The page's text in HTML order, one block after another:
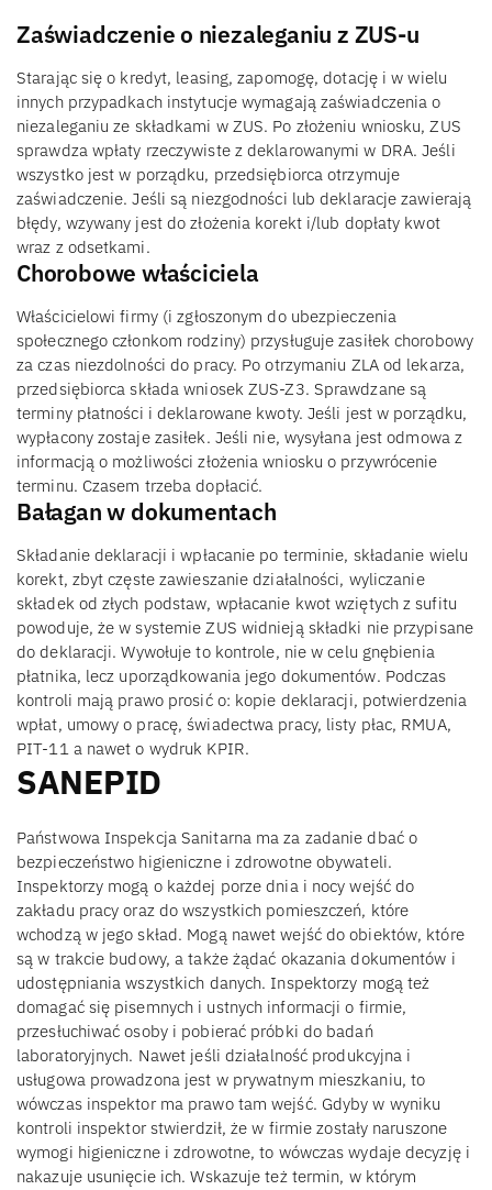
Zaświadczenie o niezaleganiu z ZUS-u
Starając się o kredyt, leasing, zapomogę, dotację i w wielu
innych przypadkach instytucje wymagają zaświadczenia o
niezaleganiu ze składkami w ZUS. Po złożeniu wniosku, ZUS
sprawdza wpłaty rzeczywiste z deklarowanymi w DRA. Jeśli
wszystko jest w porządku, przedsiębiorca otrzymuje
zaświadczenie. Jeśli są niezgodności lub deklaracje zawierają
błędy, wzywany jest do złożenia korekt i/lub dopłaty kwot
wraz z odsetkami.
Chorobowe właściciela
Właścicielowi firmy (i zgłoszonym do ubezpieczenia
społecznego członkom rodziny) przysługuje zasiłek chorobowy
za czas niezdolności do pracy. Po otrzymaniu ZLA od lekarza,
przedsiębiorca składa wniosek ZUS-Z3. Sprawdzane są
terminy płatności i deklarowane kwoty. Jeśli jest w porządku,
wypłacony zostaje zasiłek. Jeśli nie, wysyłana jest odmowa z
informacją o możliwości złożenia wniosku o przywrócenie
terminu. Czasem trzeba dopłacić.
Bałagan w dokumentach
Składanie deklaracji i wpłacanie po terminie, składanie wielu
korekt, zbyt częste zawieszanie działalności, wyliczanie
składek od złych podstaw, wpłacanie kwot wziętych z sufitu
powoduje, że w systemie ZUS widnieją składki nie przypisane
do deklaracji. Wywołuje to kontrole, nie w celu gnębienia
płatnika, lecz uporządkowania jego dokumentów. Podczas
kontroli mają prawo prosić o: kopie deklaracji, potwierdzenia
wpłat, umowy o pracę, świadectwa pracy, listy płac, RMUA,
PIT-11 a nawet o wydruk KPIR.
SANEPID
Państwowa Inspekcja Sanitarna ma za zadanie dbać o
bezpieczeństwo higieniczne i zdrowotne obywateli.
Inspektorzy mogą o każdej porze dnia i nocy wejść do
zakładu pracy oraz do wszystkich pomieszczeń, które
wchodzą w jego skład. Mogą nawet wejść do obiektów, które
są w trakcie budowy, a także żądać okazania dokumentów i
udostępniania wszystkich danych. Inspektorzy mogą też
domagać się pisemnych i ustnych informacji o firmie,
przesłuchiwać osoby i pobierać próbki do badań
laboratoryjnych. Nawet jeśli działalność produkcyjna i
usługowa prowadzona jest w prywatnym mieszkaniu, to
wówczas inspektor ma prawo tam wejść. Gdyby w wyniku
kontroli inspektor stwierdził, że w firmie zostały naruszone
wymogi higieniczne i zdrowotne, to wówczas wydaje decyzję i
nakazuje usunięcie ich. Wskazuje też termin, w którym